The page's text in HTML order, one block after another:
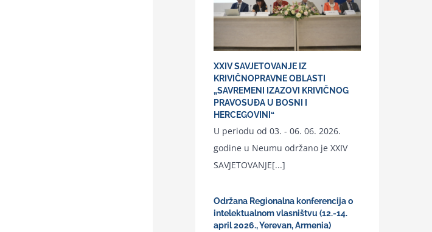
XXIV SAVJETOVANJE IZ
KRIVIČNOPRAVNE OBLASTI
„SAVREMENI IZAZOVI KRIVIČNOG
PRAVOSUĐA U BOSNI I
HERCEGOVINI“
U periodu od 03. - 06. 06. 2026.
godine u Neumu održano je XXIV
SAVJETOVANJE[...]
Održana Regionalna konferencija o
intelektualnom vlasništvu (12.-14.
april 2026., Yerevan, Armenia)